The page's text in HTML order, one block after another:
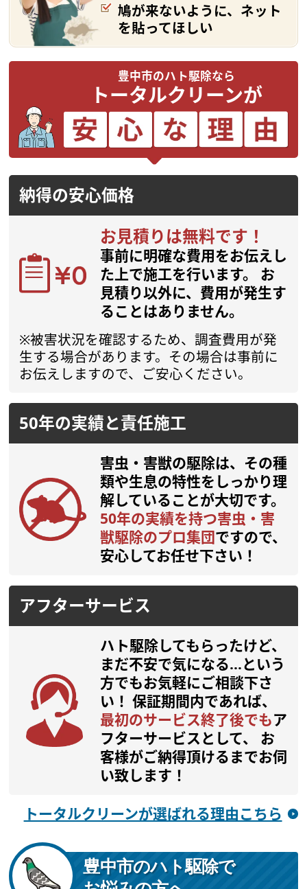
鳩が来ないように、ネット
を貼ってほしい
豊中市のハト駆除なら
トータルクリーンが
納得の安心価格
お見積りは無料です！
事前に明確な費用をお伝えし
た上で施工を行います。
お
見積り以外に、費用が発生す
ることはありません。
※被害状況を確認するため、調査費用が発
生する場合があります。その場合は事前に
お伝えしますので、ご安心ください。
50年の実績と責任施工
害虫・害獣の駆除は、その種
類や生息の特性をしっかり理
解していることが大切です。
50年の実績を持つ害虫・害
獣駆除のプロ集団ですので、
安心してお任せ下さい！
アフターサービス
ハト駆除してもらったけど、
まだ不安で気になる…という
方でもお気軽にご相談下さ
い！ 保証期間内であれば、
最初のサービス終了後でもア
フターサービスとして、 お
客様がご納得頂けるまでお伺
い致します！
トータルクリーンが選ばれる理由こちら
豊中市のハト駆除で